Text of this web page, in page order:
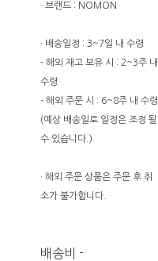
· 브랜드 : NOMON
· 배송일정 : 3~7일 내 수령
- 해외 재고 보유 시 : 2~3주 내
수령
- 해외 주문 시 : 6~8주 내 수령
(예상 배송일로 일정은 조정 될
수 있습니다.)
· 해외 주문 상품은 주문 후 취
소가 불가합니다.
배송비 -